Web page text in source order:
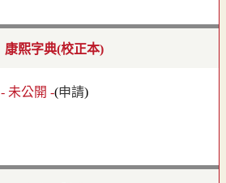
康熙字典(校正本)
- 未公開 -(申請)